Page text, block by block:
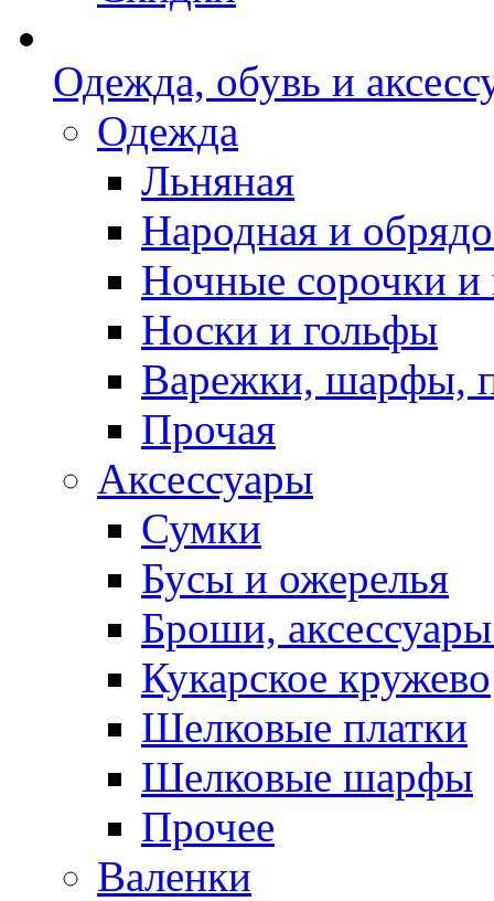
Одежда, обувь и
Одежда
Льняная
Народная и
Ночные сорочки
Носки и гольфы
Варежки, шарфы,
Прочая
Аксессуары
Сумки
Бусы и ожерелья
Броши,
Кукарское кружево
Шелковые платки
Шелковые шарфы
Прочее
Валенки